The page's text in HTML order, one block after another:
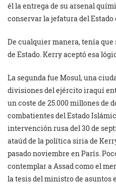
él la entrega de su arsenal
conservar la jefatura del
De cualquier manera, tenía
de Estado. Kerry aceptó esa
La segunda fue Mosul, una
divisiones del ejército iraquí
un coste de 25.000 millones de
combatientes del Estado
intervención rusa del 30 de
ataúd de la política siria de
pasado noviembre en París.
contemplar a Assad como el
la tesis del ministro de asuntos